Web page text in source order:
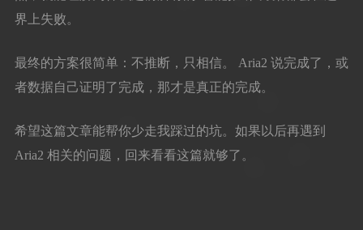
界上失败。
最终的方案很简单：不推断，只相信。 Aria2 说完成了，或
者数据自己证明了完成，那才是真正的完成。
希望这篇文章能帮你少走我踩过的坑。如果以后再遇到
Aria2 相关的问题，回来看看这篇就够了。